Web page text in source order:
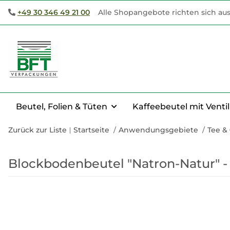
+49 30 346 49 21 00 Alle Shopangebote richten sich
Beutel, Folien & Tüten Kaffeebeutel mit Ventil
Zurück zur Liste Startseite Anwendungsgebiete Tee
Blockbodenbeutel "Natron-Natur"